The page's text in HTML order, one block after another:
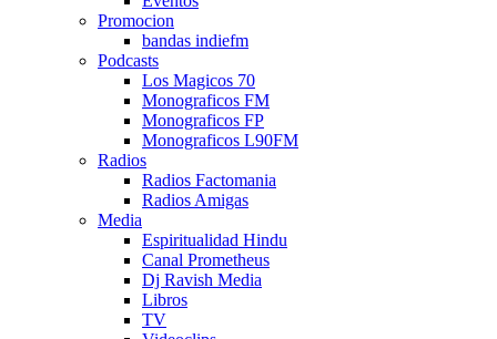
Promocion
bandas indiefm
Podcasts
Los Magicos 70
Monograficos FM
Monograficos FP
Monograficos L90FM
Radios
Radios Factomania
Radios Amigas
Media
Espiritualidad Hindu
Canal Prometheus
Dj Ravish Media
Libros
TV